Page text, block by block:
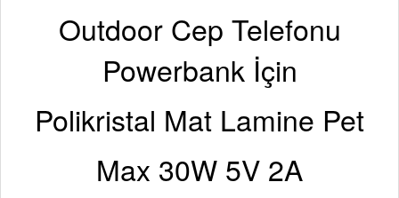
Outdoor Cep Telefonu
Powerbank İçin
Polikristal Mat Lamine Pet
Max 30W 5V 2A